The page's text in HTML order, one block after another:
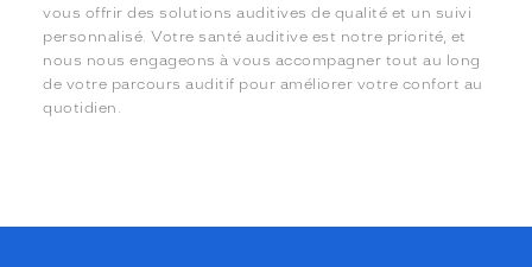
vous offrir des solutions auditives de qualité et un suivi
personnalisé. Votre santé auditive est notre priorité, et
nous nous engageons à vous accompagner tout au long
de votre parcours auditif pour améliorer votre confort au
quotidien.